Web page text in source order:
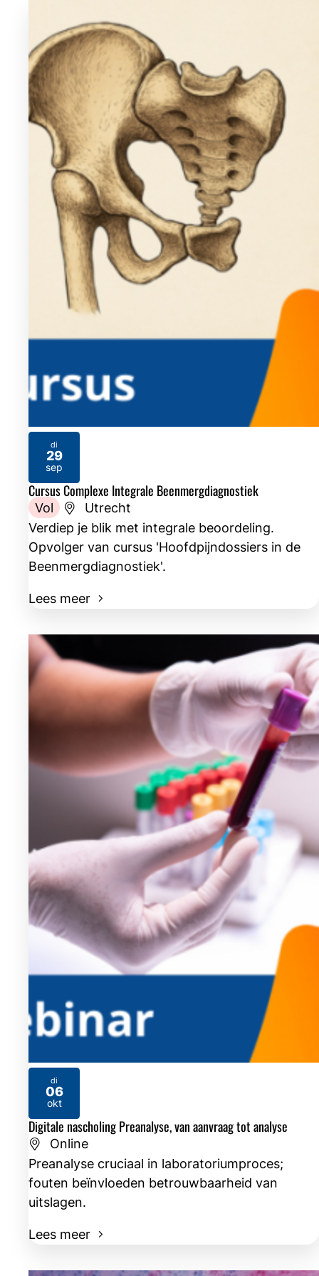
Cursus Complexe Integrale Beenmergdiagnostiek
Vol
Utrecht
Verdiep je blik met integrale beoordeling.
Opvolger van cursus 'Hoofdpijndossiers in de
Beenmergdiagnostiek'.
Lees meer
di
29
sep
2026
Digitale nascholing Preanalyse, van aanvraag tot analyse
Online
Preanalyse cruciaal in laboratoriumproces;
fouten beïnvloeden betrouwbaarheid van
uitslagen.
Lees meer
di
06
okt
2026